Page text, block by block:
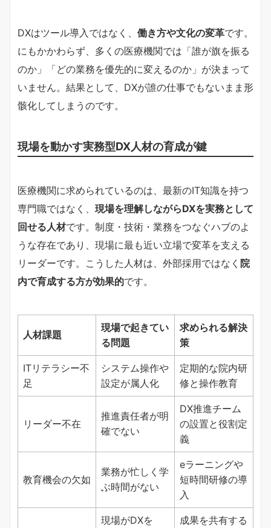
DXはツール導入ではなく、 働き方や文化の変革です。
にもかかわらず、多くの医療機関では「誰が旗を振る
のか」「どの業務を優先的に変えるのか」が決まって
いません。結果として、DXが誰の仕事でもないまま形
骸化してしまうのです。
現場を動かす実務型DX人材の育成が鍵
医療機関に求められているのは、最新のIT知識を持つ
専門職ではなく、 現場を理解しながらDXを実務として
回せる人材です。制度・技術・業務をつなぐハブのよ
うな存在であり、現場に最も近い立場で変革を支える
リーダーです。こうした人材は、外部採用ではなく 院
内で育成する方が効果的です。
人材課題
現場で起きてい
る問題
求められる解決
策
ITリテラシー不
足
システム操作や
設定が属人化
定期的な院内研
修と操作教育
リーダー不在
推進責任者が明
確でない
DX推進チーム
の設置と役割定
義
教育機会の欠如
業務が忙しく学
ぶ時間がない
eラーニングや
短時間研修の導
入
現場がDXを
成果を共有する